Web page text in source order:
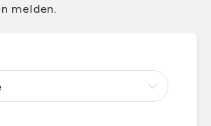
melden.